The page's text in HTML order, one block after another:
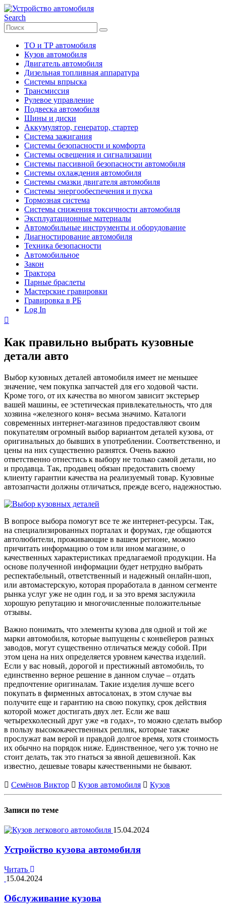
Search
ТО и ТР автомобиля
Кузов автомобиля
Двигатель автомобиля
Дизельная топливная аппаратура
Системы впрыска
Трансмиссия
Рулевое управление
Подвеска автомобиля
Шины и диски
Аккумулятор, генератор, стартер
Система зажигания
Системы безопасности и комфорта
Системы освещения и сигнализации
Системы пассивной безопасности автомобиля
Системы охлаждения автомобиля
Системы смазки двигателя автомобиля
Системы энергообеспечения и пуска
Тормозная система
Системы снижения токсичности автомобиля
Эксплуатационные материалы
Автомобильные инструменты и оборудование
Диагностирование автомобиля
Техника безопасности
Автомобильное
Закон
Трактора
Парные браслеты
Мастерские гравировки
Гравировка в РБ
Log In
Как правильно выбрать кузовные
детали авто
Выбор кузовных деталей автомобиля имеет не меньшее
значение, чем покупка запчастей для его ходовой части.
Кроме того, от их качества во многом зависит экстерьер
вашей машины, ее эстетическая привлекательность, что для
хозяина «железного коня» весьма значимо. Каталоги
современных интернет-магазинов предоставляют своим
покупателям огромный выбор вариантом деталей кузова, от
оригинальных до бывших в употреблении. Соответственно, и
цены на них существенно разнятся. Очень важно
ответственно отнестись к выбору не только самой детали, но
и продавца. Так, продавец обязан предоставить своему
клиенту гарантии качества на реализуемый товар. Кузовные
автозапчасти должны отличаться, прежде всего, надежностью.
В вопросе выбора помогут все те же интернет-ресурсы. Так,
на специализированных порталах и форумах, где общаются
автолюбители, проживающие в вашем регионе, можно
причитать информацию о том или ином магазине, о
качественных характеристиках предлагаемой продукции. На
основе полученной информации будет нетрудно выбрать
респектабельный, ответственный и надежный онлайн-шоп,
или автомастерскую, которая проработала в данном сегменте
рынка услуг уже не один год, и за это время заслужила
хорошую репутацию и многочисленные положительные
отзывы.
Важно понимать, что элементы кузова для одной и той же
марки автомобиля, которые выпущены с конвейеров разных
заводов, могут существенно отличаться между собой. При
этом цена на них определяется уровнем качества изделий.
Если у вас новый, дорогой и престижный автомобиль, то
единственно верное решение в данном случае – отдать
предпочтение оригиналам. Такие изделия лучше всего
покупать в фирменных автосалонах, в этом случае вы
получите еще и гарантию на свою покупку, срок действия
которой может достигать двух лет. Если же ваш
четырехколесный друг уже «в годах», то можно сделать выбор
в пользу высококачественных реплик, которые также
прослужат вам верой и правдой долгое время, хотя стоимость
их обычно на порядок ниже. Единственное, чего уж точно не
стоит делать, так это гнаться за явной дешевизной. Как
известно, дешевые товары качественными не бывают.
Семёнов Виктор Кузов автомобиля Кузов
Записи по теме
15.04.2024
Устройство кузова автомобиля
Читать
15.04.2024
Обслуживание кузова